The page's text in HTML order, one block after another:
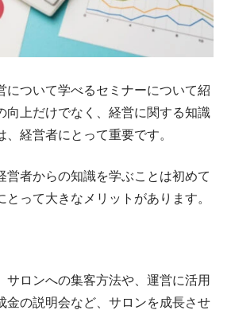
について学べるセミナーについて紹
向上だけでなく、経営に関する知識
、経営者にとって重要です。
営者からの知識を学ぶことは初めて
とって大きなメリットがあります。
サロンへの集客方法や、運営に活用
金の説明会など、サロンを成長させ